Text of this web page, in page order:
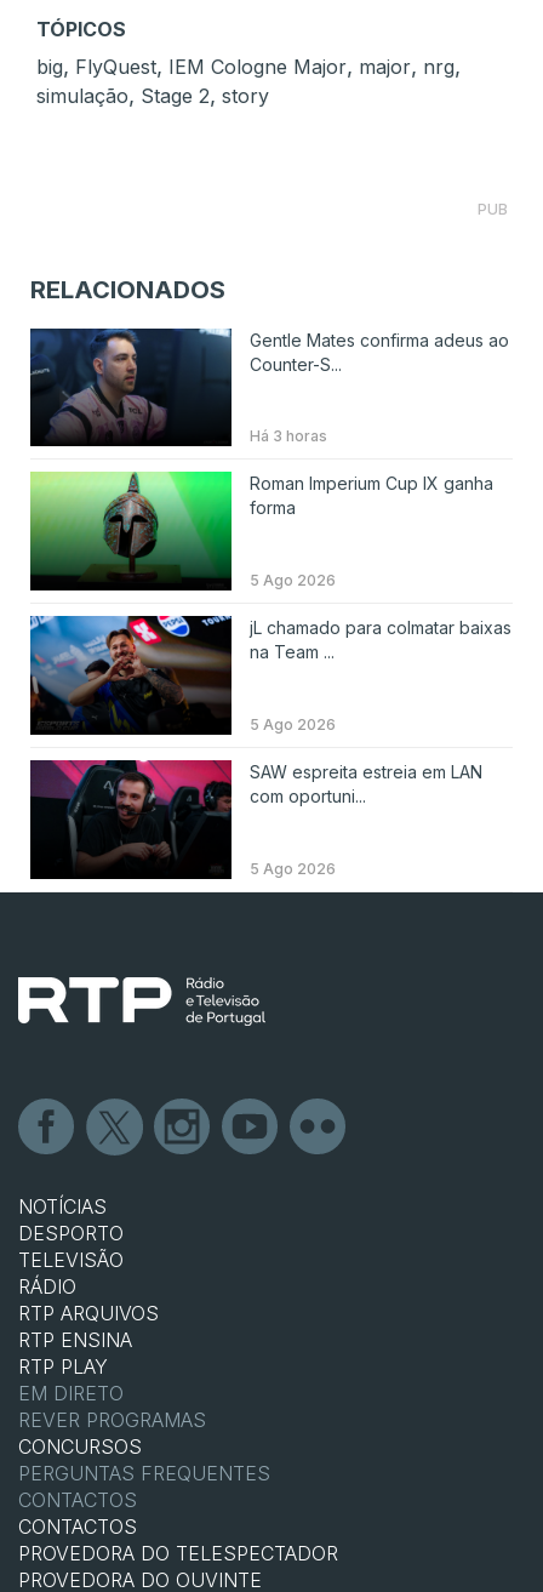
TÓPICOS
big, FlyQuest, IEM Cologne Major, major, nrg,
simulação, Stage 2, story
PUB
RELACIONADOS
Gentle Mates confirma adeus ao
Counter-S...
Há 3 horas
Roman Imperium Cup IX ganha
forma
5 Ago 2026
jL chamado para colmatar baixas
na Team ...
5 Ago 2026
SAW espreita estreia em LAN
com oportuni...
5 Ago 2026
NOTÍCIAS
DESPORTO
TELEVISÃO
RÁDIO
RTP ARQUIVOS
RTP ENSINA
RTP PLAY
EM DIRETO
REVER PROGRAMAS
CONCURSOS
PERGUNTAS FREQUENTES
CONTACTOS
CONTACTOS
PROVEDORA DO TELESPECTADOR
PROVEDORA DO OUVINTE